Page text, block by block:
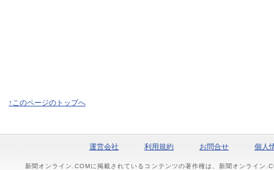
↑このページのトップへ
運営会社 利用規約 お問合せ 個人
新聞オンライン.COMに掲載されているコンテンツの著作権は、新聞オンライン